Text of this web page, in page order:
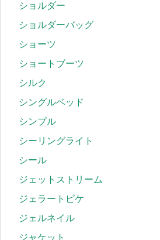
ショルダー
ショルダーバッグ
ショーツ
ショートブーツ
シルク
シングルベッド
シンプル
シーリングライト
シール
ジェットストリーム
ジェラートピケ
ジェルネイル
ジャケット